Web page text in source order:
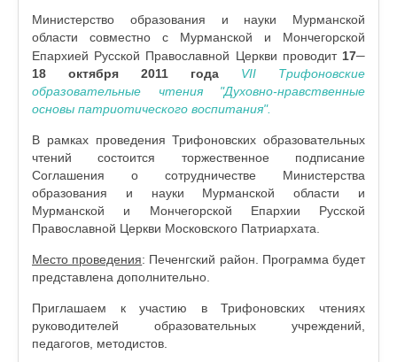
Министерство образования и науки Мурманской
области совместно с Мурманской и Мончегорской
Епархией Русской Православной Церкви проводит 17–
18 октября 2011 года VII Трифоновские
образовательные чтения "Духовно-нравственные
основы патриотического воспитания".
В рамках проведения Трифоновских образовательных
чтений состоится торжественное подписание
Соглашения о сотрудничестве Министерства
образования и науки Мурманской области и
Мурманской и Мончегорской Епархии Русской
Православной Церкви Московского Патриархата.
Место проведения: Печенгский район. Программа будет
представлена дополнительно.
Приглашаем к участию в Трифоновских чтениях
руководителей образовательных учреждений,
педагогов, методистов.